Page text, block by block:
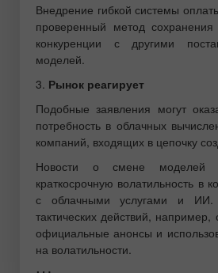
Внедрение гибкой системы
проверенный метод
конкуренции с другими
моделей.
3. Рынок реагирует
Подобные заявления могут
потребность в облачных
компаний, входящих в цепочку
Новости о смене моделей
краткосрочную волатильность в
с облачными услугами и ИИ.
тактических действий,
официальные анонсы и
на волатильности.